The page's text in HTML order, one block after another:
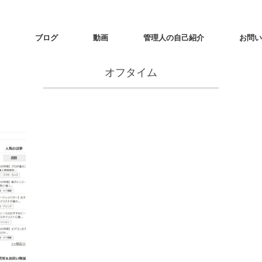
ブログ 動画 管理人の自己紹介 お問
オフタイム